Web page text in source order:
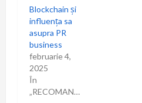
Blockchain și
influența sa
asupra PR
business
februarie 4,
2025
În
„RECOMANDARI”